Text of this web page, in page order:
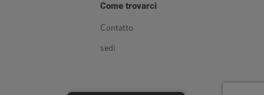
Come trovarci
Contatto
sedi